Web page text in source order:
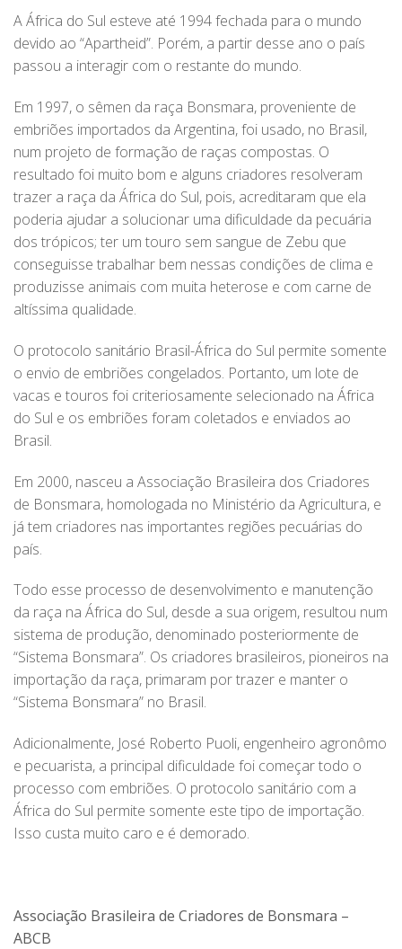
A África do Sul esteve até 1994 fechada para o mundo
devido ao “Apartheid”. Porém, a partir desse ano o país
passou a interagir com o restante do mundo.
Em 1997, o sêmen da raça Bonsmara, proveniente de
embriões importados da Argentina, foi usado, no Brasil,
num projeto de formação de raças compostas. O
resultado foi muito bom e alguns criadores resolveram
trazer a raça da África do Sul, pois, acreditaram que ela
poderia ajudar a solucionar uma dificuldade da pecuária
dos trópicos; ter um touro sem sangue de Zebu que
conseguisse trabalhar bem nessas condições de clima e
produzisse animais com muita heterose e com carne de
altíssima qualidade.
O protocolo sanitário Brasil-África do Sul permite somente
o envio de embriões congelados. Portanto, um lote de
vacas e touros foi criteriosamente selecionado na África
do Sul e os embriões foram coletados e enviados ao
Brasil.
Em 2000, nasceu a Associação Brasileira dos Criadores
de Bonsmara, homologada no Ministério da Agricultura, e
já tem criadores nas importantes regiões pecuárias do
país.
Todo esse processo de desenvolvimento e manutenção
da raça na África do Sul, desde a sua origem, resultou num
sistema de produção, denominado posteriormente de
“Sistema Bonsmara”. Os criadores brasileiros, pioneiros na
importação da raça, primaram por trazer e manter o
“Sistema Bonsmara” no Brasil.
Adicionalmente, José Roberto Puoli, engenheiro agronômo
e pecuarista, a principal dificuldade foi começar todo o
processo com embriões. O protocolo sanitário com a
África do Sul permite somente este tipo de importação.
Isso custa muito caro e é demorado.
Associação Brasileira de Criadores de Bonsmara –
ABCB